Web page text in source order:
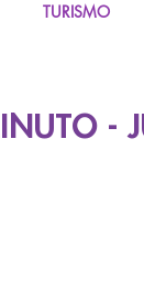
TURISMO
-